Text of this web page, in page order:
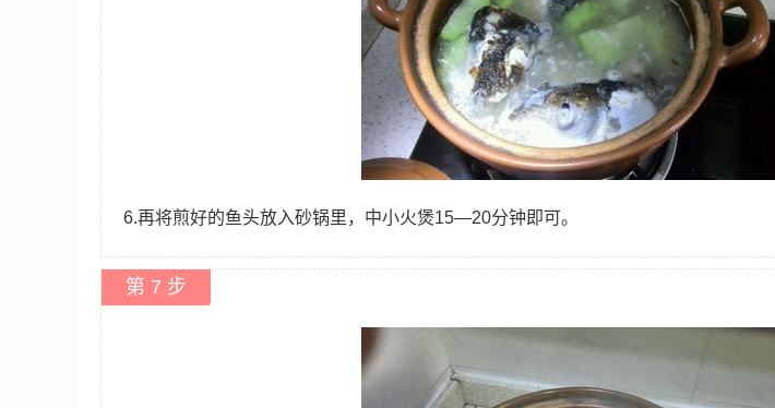
6.再将煎好的鱼头放入砂锅里，中小火煲15—20分钟即可。
第 7 步